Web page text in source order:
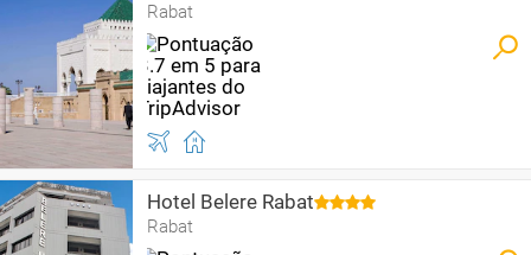
Rabat
Hotel Belere Rabat
Rabat